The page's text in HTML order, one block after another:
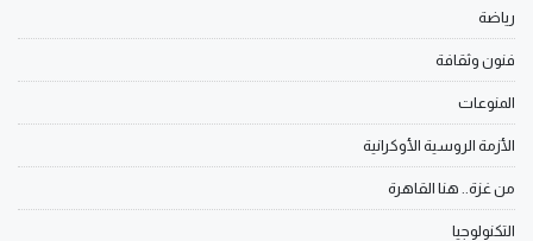
رياضة
فنون وثقافة
المنوعات
الأزمة الروسية الأوكرانية
من غزة.. هنا القاهرة
التكنولوجيا